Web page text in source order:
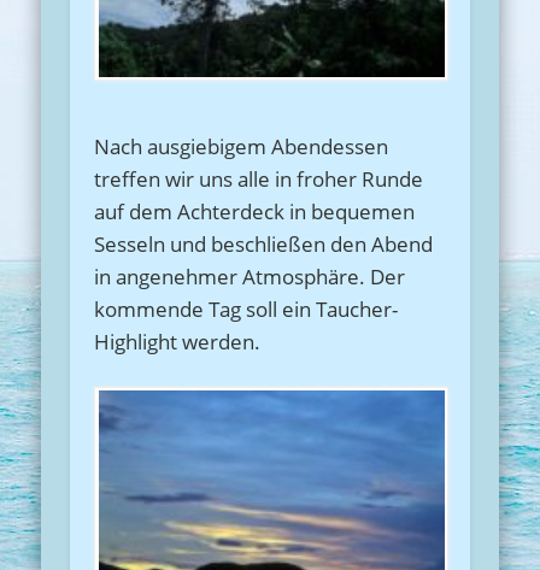
Nach ausgiebigem Abendessen
treffen wir uns alle in froher Runde
auf dem Achterdeck in bequemen
Sesseln und beschließen den Abend
in angenehmer Atmosphäre. Der
kommende Tag soll ein Taucher-
Highlight werden.